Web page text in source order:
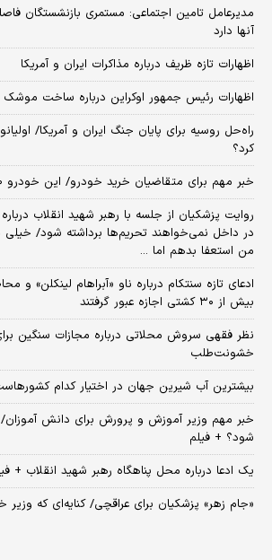
مدیرعامل تامین اجتماعی: مستمری بازنشستگان
آنها دارد
اظهارات تازه ظریف درباره مذاکرات ایران و آمریکا
اظهارات رئیس جمهور اوکراین درباره ساخت موشک
راه‌حل روسیه برای پایان جنگ ایران و آمریکا/
کرد؟
خبر مهم برای متقاضیان خرید خودرو/ این خودرو ۸۰ میلیون ارزان شد
روایت پزشکیان از جلسه با رهبر شهید انقلاب
در داخل نمی‌خواهند تحریم‌ها برداشته شود/
من استعفا بدهم اما ...
ادعای تازه سنتکام درباره ناو «آبراهام لینکلن» و
بیش از ۳۰ کشتی اجازه عبور گرفتند
نظر فقهی سروش محلاتی درباره مجازات سنگین
خشونت‌طلب
بیشترین آب شیرین جهان در اختیار کدام
خبر مهم وزیر آموزش و پرورش برای دانش
شود؟ + فیلم
یک ادعا درباره محل پناهگاه‌ رهبر شهید انقلاب +
«جام زهر» پزشکیان برای عراقچی/ کنایه‌ای که وزیر